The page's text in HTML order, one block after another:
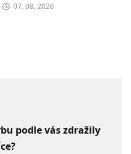
07. 08. 2026
podle vás zdražily